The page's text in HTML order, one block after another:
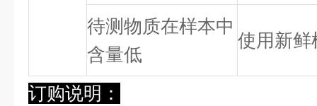
待测物质在样本中
含量低
使用新鲜
订购说明：